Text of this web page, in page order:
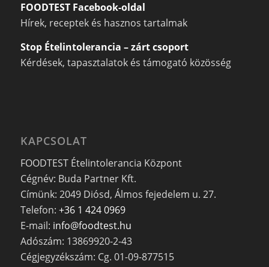
FOODTEST Facebook-oldal
Hírek, receptek és hasznos tartalmak
Stop Ételintolerancia – zárt csoport
Kérdések, tapasztalatok és támogató közösség
KAPCSOLAT
FOODTEST Ételintolerancia Központ
Cégnév: Buda Partner Kft.
Címünk: 2049 Diósd, Álmos fejedelem u. 27.
Telefon: +36 1 424 0969
E-mail: info@foodtest.hu
Adószám: 13869920-2-43
Cégjegyzékszám: Cg. 01-09-877515